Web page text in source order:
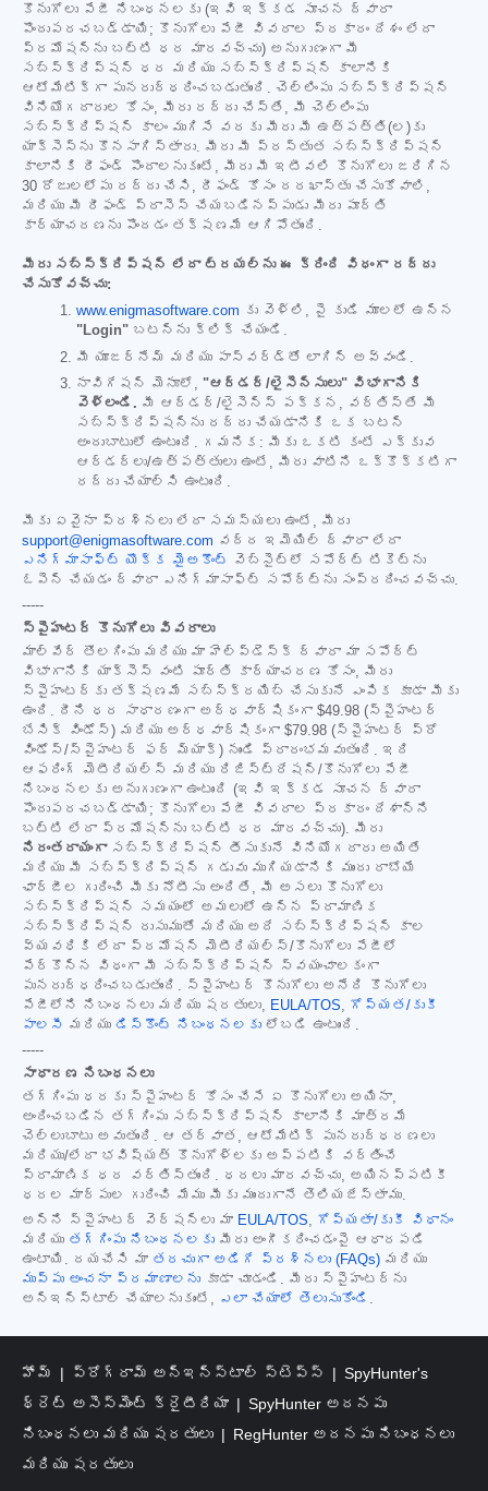
కొనుగోలు పేజీ నిబంధనలకు (ఇవి ఇక్కడ సూచన ద్వారా
పొందుపరచబడ్డాయి; కొనుగోలు పేజీ వివరాల ప్రకారం దేశం లేదా
ప్రమోషన్‌ను బట్టి ధర మారవచ్చు) అనుగుణంగా మీ
సబ్‌స్క్రిప్షన్ ధర మరియు సబ్‌స్క్రిప్షన్ కాలానికి
ఆటోమేటిక్‌గా పునరుద్ధరించబడుతుంది. చెల్లింపు సబ్‌స్క్రిప్షన్
వినియోగదారుల కోసం, మీరు రద్దు చేస్తే, మీ చెల్లింపు
సబ్‌స్క్రిప్షన్ కాలం ముగిసే వరకు మీరు మీ ఉత్పత్తి(ల)కు
యాక్సెస్‌ను కొనసాగిస్తారు. మీరు మీ ప్రస్తుత సబ్‌స్క్రిప్షన్
కాలానికి రీఫండ్ పొందాలనుకుంటే, మీరు మీ ఇటీవలి కొనుగోలు జరిగిన
30 రోజులలోపు రద్దు చేసి, రీఫండ్ కోసం దరఖాస్తు చేసుకోవాలి,
మరియు మీ రీఫండ్ ప్రాసెస్ చేయబడినప్పుడు మీరు పూర్తి
కార్యాచరణను పొందడం తక్షణమే ఆగిపోతుంది.
మీరు సబ్‌స్క్రిప్షన్ లేదా ట్రయల్‌ను ఈ క్రింది విధంగా రద్దు
చేసుకోవచ్చు:
www.enigmasoftware.com కు వెళ్లి, పై కుడి మూలలో ఉన్న
"Login" బటన్‌ను క్లిక్ చేయండి.
మీ యూజర్‌నేమ్ మరియు పాస్‌వర్డ్‌తో లాగిన్ అవ్వండి.
నావిగేషన్ మెనూలో, "ఆర్డర్/లైసెన్సులు" విభాగానికి
వెళ్లండి. మీ ఆర్డర్/లైసెన్స్ పక్కన, వర్తిస్తే మీ
సబ్‌స్క్రిప్షన్‌ను రద్దు చేయడానికి ఒక బటన్
అందుబాటులో ఉంటుంది. గమనిక: మీకు ఒకటి కంటే ఎక్కువ
ఆర్డర్‌లు/ఉత్పత్తులు ఉంటే, మీరు వాటిని ఒక్కొక్కటిగా
రద్దు చేయాల్సి ఉంటుంది.
మీకు ఏవైనా ప్రశ్నలు లేదా సమస్యలు ఉంటే, మీరు
support@enigmasoftware.com వద్ద ఇమెయిల్ ద్వారా లేదా
ఎనిగ్మాసాఫ్ట్ యొక్క మైఅకౌంట్
వెబ్‌సైట్‌లో సపోర్ట్ టికెట్‌ను
ఓపెన్ చేయడం ద్వారా ఎనిగ్మాసాఫ్ట్ సపోర్ట్‌ను సంప్రదించవచ్చు.
-----
స్పైహంటర్ కొనుగోలు వివరాలు
మాల్‌వేర్ తొలగింపు మరియు మా హెల్ప్‌డెస్క్ ద్వారా మా సపోర్ట్
విభాగానికి యాక్సెస్ వంటి పూర్తి కార్యాచరణ కోసం, మీరు
స్పైహంటర్‌కు తక్షణమే సబ్‌స్క్రయిబ్ చేసుకునే ఎంపిక కూడా మీకు
ఉంది. దీని ధర సాధారణంగా అర్ధవార్షికంగా $49.98 (స్పైహంటర్
బేసిక్ విండోస్) మరియు అర్ధవార్షికంగా $79.98 (స్పైహంటర్ ప్రో
విండోస్/స్పైహంటర్ ఫర్ మ్యాక్) నుండి ప్రారంభమవుతుంది. ఇది
ఆఫరింగ్ మెటీరియల్స్ మరియు రిజిస్ట్రేషన్/కొనుగోలు పేజీ
నిబంధనలకు అనుగుణంగా ఉంటుంది (ఇవి ఇక్కడ సూచన ద్వారా
పొందుపరచబడ్డాయి; కొనుగోలు పేజీ వివరాల ప్రకారం దేశాన్ని
బట్టి లేదా ప్రమోషన్‌ను బట్టి ధర మారవచ్చు). మీరు
నిరంతరాయంగాసబ్‌స్క్రిప్షన్ తీసుకునే వినియోగదారు అయితే
మరియు మీ సబ్‌స్క్రిప్షన్ గడువు ముగియడానికి ముందు రాబోయే
ఛార్జీల గురించి మీకు నోటీసు అందితే, మీ అసలు కొనుగోలు
సబ్‌స్క్రిప్షన్ సమయంలో అమలులో ఉన్న ప్రామాణిక
సబ్‌స్క్రిప్షన్ రుసుముతో మరియు అదే సబ్‌స్క్రిప్షన్ కాల
వ్యవధికి లేదా ప్రమోషన్ మెటీరియల్స్/కొనుగోలు పేజీలో
పేర్కొన్న విధంగా మీ సబ్‌స్క్రిప్షన్ స్వయంచాలకంగా
పునరుద్ధరించబడుతుంది. స్పైహంటర్ కొనుగోలు అనేది కొనుగోలు
పేజీలోని నిబంధనలు మరియు షరతులు, EULA/TOS, గోప్యత/కుకీ
పాలసీ మరియు డిస్కౌంట్ నిబంధనలకు లోబడి ఉంటుంది.
-----
సాధారణ నిబంధనలు
తగ్గింపు ధరకు స్పైహంటర్ కోసం చేసే ఏ కొనుగోలు అయినా,
అందించబడిన తగ్గింపు సబ్‌స్క్రిప్షన్ కాలానికి మాత్రమే
చెల్లుబాటు అవుతుంది. ఆ తర్వాత, ఆటోమేటిక్ పునరుద్ధరణలు
మరియు/లేదా భవిష్యత్ కొనుగోళ్లకు అప్పటికి వర్తించే
ప్రామాణిక ధర వర్తిస్తుంది. ధరలు మారవచ్చు, అయినప్పటికీ
ధరల మార్పుల గురించి మేము మీకు ముందుగానే తెలియజేస్తాము.
అన్ని స్పైహంటర్ వెర్షన్‌లు మా EULA/TOS, గోప్యతా/కుకీ విధానం
మరియు తగ్గింపు నిబంధనలకు మీరు అంగీకరించడంపై ఆధారపడి
ఉంటాయి. దయచేసి మా తరచుగా అడిగే ప్రశ్నలు (FAQs) మరియు
ముప్పు అంచనా ప్రమాణాలను కూడా చూడండి. మీరు స్పైహంటర్‌ను
అన్‌ఇన్‌స్టాల్ చేయాలనుకుంటే, ఎలా చేయాలో తెలుసుకోండి .
హోమ్ ప్రోగ్రామ్ అన్‌ఇన్‌స్టాల్ స్టెప్స్
SpyHunter's
థ్రెట్ అసెస్‌మెంట్ క్రైటీరియా
SpyHunter అదనపు
నిబంధనలు మరియు షరతులు
RegHunter అదనపు నిబంధనలు
మరియు షరతులు